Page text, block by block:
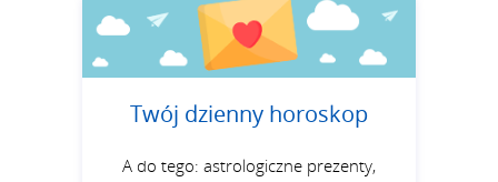
Twój dzienny horoskop
A do tego: astrologiczne prezenty,